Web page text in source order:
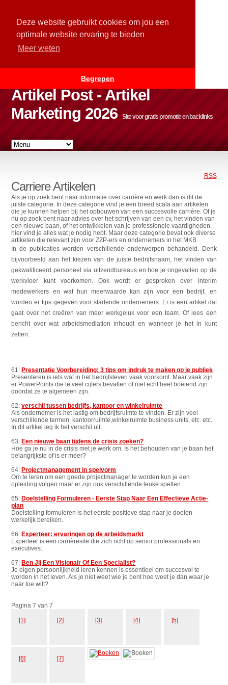
Deze website gebruikt cookies om jou een
optimale website ervaring te bieden
Meer weten
Begrepen
Artikel Post - Artikel
Marketing 2026
Site voor gratis promotie en backlinks
RSS
Carriere Artikelen
Als je op zoek bent naar informatie over carrière en werk dan is dit de
juiste categorie. In deze categorie vind je een breed scala aan artikelen
die je kunnen helpen bij het opbouwen van een succesvolle carrière. Of je
nu op zoek bent naar advies over het schrijven van een cv, het vinden van
een nieuwe baan, of het ontwikkelen van je professionele vaardigheden,
hier vind je alles wat je nodig hebt. Maar deze categorie bevat ook diverse
artikelen die relevant zijn voor ZZP-ers en ondernemers in het MKB.
In de publicaties worden verschillende onderwerpen behandeld. Denk
bijvoorbeeld aan het kiezen van de juiste bedrijfsnaam, het vinden van
gekwalificeerd personeel via uitzendbureaus en hoe je ongevallen op de
werkvloer kunt voorkomen. Ook wordt er gesproken over interim
medewerkers en wat hun meerwaarde kan zijn voor een bedrijf, en
worden er tips gegeven voor startende ondernemers. Er is een artikel dat
gaat over het creëren van meer werkgeluk voor een team. Of lees een
bericht over wat arbeidsmediation inhoudt en wanneer je het in kunt
zetten.
61:Presentatie Voorbereiding: 3 tips om indruk te maken op je publiek
Presenteren is iets wat in het bedrijfsleven vaak voorkomt. Maar vaak zijn
er PowerPoints die te veel cijfers bevatten of niet echt heel boeiend zijn
doordat ze te algemeen zijn.
62:verschil tussen bedrijfs, kantoor en winkelruimte
Als ondernemer is het lastig om bedrijfsruimte te vinden. Er zijn veel
verschillende termen, kantoorruimte,winkelruimte business units, etc. etc.
In dit artikel leg ik het verschil uit.
63:Een nieuwe baan tijdens de crisis zoeken?
Hoe ga je nu in de crisis met je werk om. Is het behouden van je baan het
belangrijkste of is er meer?
64:Projectmanagement in spelvorm
Om te leren om een goede projectmanager te worden kun je een
opleiding volgen maar er zijn ook verschillende leuke spellen.
65:Doelstelling Formuleren - Eerste Stap Naar Een Effectieve Actie-
plan
Doelstelling formuleren is het eerste positieve stap naar je doelen
werkelijk bereiken.
66:Experteer: ervaringen op de arbeidsmarkt
Experteer is een carrièresite die zich richt op senior professionals en
executives.
67:Ben Jij Een Visionair Of Een Specialist?
Je eigen persoonlijkheid leren kennen is essentieel om succesvol te
worden in het leven. Als je niet weet wie je bent hoe weet je dan waar je
naar toe wilt?
Pagina 7 van 7
[1] [2] [3] [4] [5]
[6] [7]